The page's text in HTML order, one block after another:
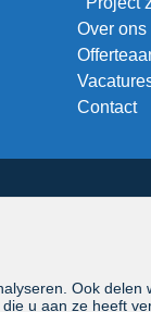
Over ons
Contact
Ook
u aan ze heeft